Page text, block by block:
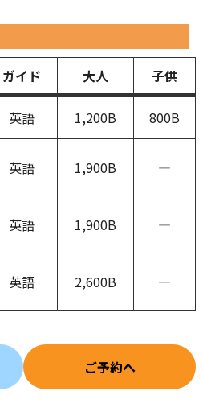
ガイド 大人 子供
英語 1,200B 800B
英語 1,900B ―
英語 1,900B ―
英語 2,600B ―
ご予約へ